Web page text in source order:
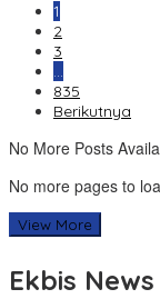
1
2
3
…
835
Berikutnya
No More Posts
No more pages to
View More
Ekbis News